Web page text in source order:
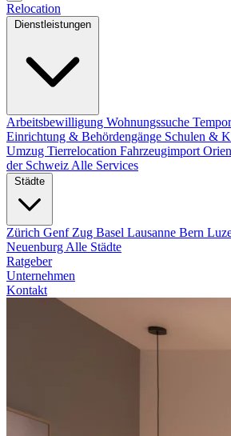
Relocation
Dienstleistungen
Arbeitsbewilligung Wohnungssuche
Einrichtung & Behördengänge Schulen &
Umzug Tierrelocation Fahrzeugimport
der Schweiz Alle Services
Städte
Zürich Genf Zug Basel Lausanne Bern
Neuenburg Alle Städte
Ratgeber
Unternehmen
Kontakt